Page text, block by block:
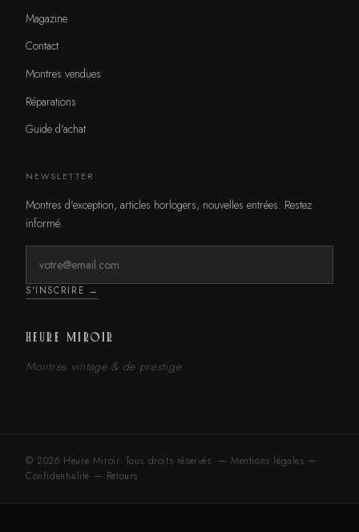
Magazine
Contact
Montres vendues
Réparations
Guide d'achat
NEWSLETTER
Montres d'exception, articles horlogers, nouvelles entrées. Restez
informé.
S'INSCRIRE →
HEURE MIROIR
Montres vintage & de prestige
© 2026 Heure Miroir. Tous droits réservés. —Mentions légales —
Confidentialité — Retours